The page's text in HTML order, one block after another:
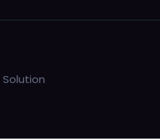
Solution